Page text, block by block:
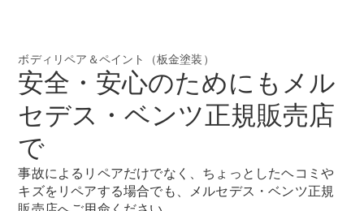
Sedan
CLA
Sedan
New
C-Class
Sedan
E-Class
Sedan
ボディリペア＆ペイント（板金塗装）
安全・安心のためにもメル
セデス・ベンツ正規販売店
で
事故によるリペアだけでなく、ちょっとしたヘコミや
キズをリペアする場合でも、メルセデス・ベンツ正規